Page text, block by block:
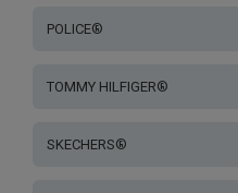
POLICE®
TOMMY HILFIGER®
SKECHERS®